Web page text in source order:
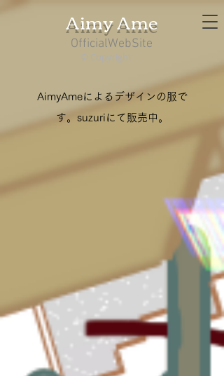
​Aimy Ame
OfficialWebSite
© Copyright
AimyAmeによるデザインの服で
す。suzuriにて販売中。